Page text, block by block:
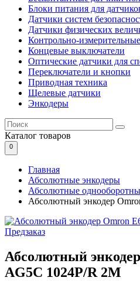
Блоки питания для
Датчики систем
Датчики физических
Контрольно-
Концевые выключатели
Оптические датчики для
Переключатели и кнопки
Приводная техника
Щелевые датчики
Энкодеры
Каталог товаров
0
Главная
Абсолютные энкодеры
Абсолютные
Абсолютный энкодер
Предзаказ
Абсолютный
AG5C 1024P/R 2M